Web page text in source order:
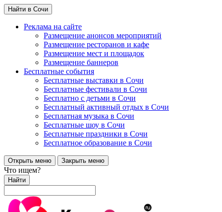
Найти в Сочи
Реклама на сайте
Размещение анонсов мероприятий
Размещение ресторанов и кафе
Размещение мест и площадок
Размещение баннеров
Бесплатные события
Бесплатные выставки в Сочи
Бесплатные фестивали в Сочи
Бесплатно с детьми в Сочи
Бесплатный активный отдых в Сочи
Бесплатная музыка в Сочи
Бесплатные шоу в Сочи
Бесплатные праздники в Сочи
Бесплатное образование в Сочи
Открыть меню Закрыть меню
Что ищем?
Найти